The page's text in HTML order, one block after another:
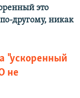
это
другому, никак
"ускоренный
не